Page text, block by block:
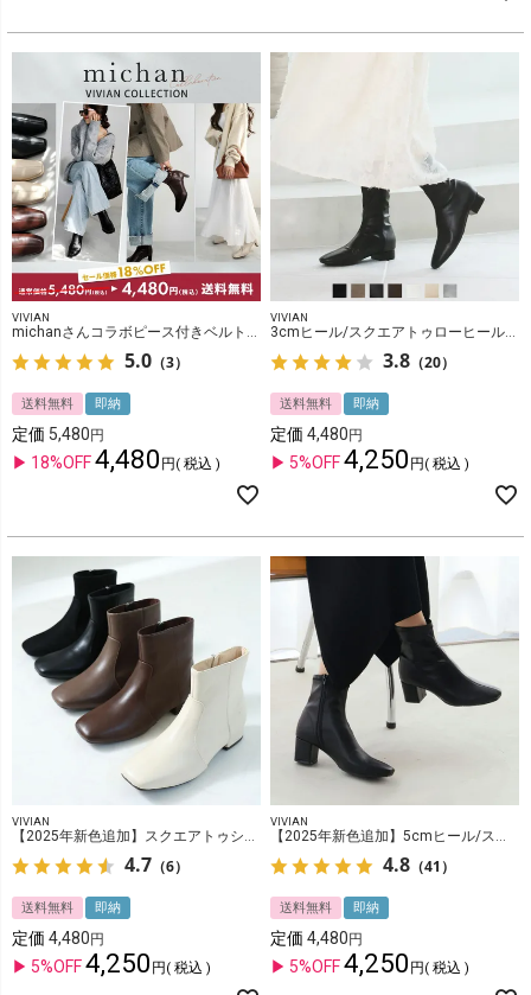
VIVIAN
michanさんコラボピース付きベルトデザインストレッチショートブーツ
5.0 （3）
送料無料 即納
定価 5,480
18%OFF4,480 税込
VIVIAN
3cmヒール/スクエアトゥローヒールストレッチミドルブーツ
3.8 （20）
送料無料 即納
定価 4,480
5%OFF4,250 税込
VIVIAN
【2025年新色追加】スクエアトゥシンプルローヒールショートブーツ
4.7 （6）
送料無料 即納
定価 4,480
5%OFF4,250 税込
VIVIAN
【2025年新色追加】5cmヒール/スクエアトゥストレッチショートブーツ
4.8 （41）
送料無料 即納
定価 4,480
5%OFF4,250 税込